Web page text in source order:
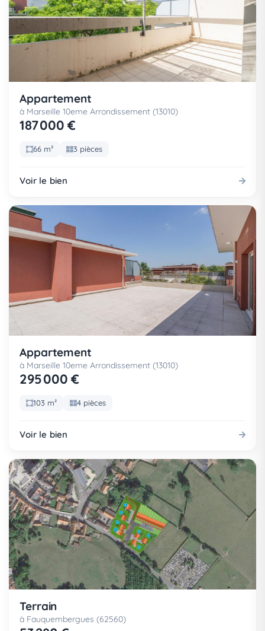
Appartement
à Marseille 10eme Arrondissement (13010)
187 000 €
66 m² 3 pièces
Voir le bien
Appartement
à Marseille 10eme Arrondissement (13010)
295 000 €
103 m² 4 pièces
Voir le bien
Terrain
à Fauquembergues (62560)